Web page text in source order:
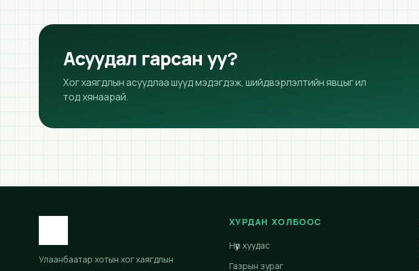
Асуудал гарсан уу?
Хог хаягдлын асуудлаа шууд мэдэгдэж, шийдвэрлэлтийн явцыг ил
тод хянаарай.
Улаанбаатар хотын хог хаягдлын
ХУРДАН ХОЛБООС
Нүүр хуудас
Газрын зураг